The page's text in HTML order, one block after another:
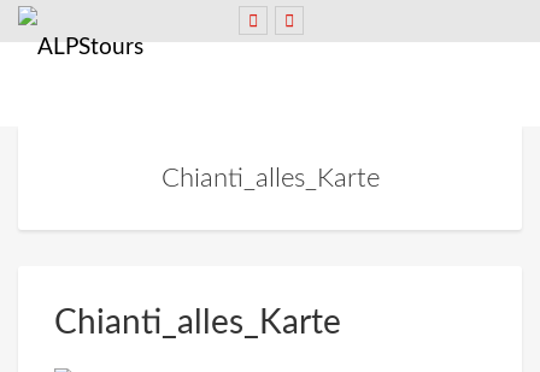
Chianti_alles_Karte
Chianti_alles_Karte